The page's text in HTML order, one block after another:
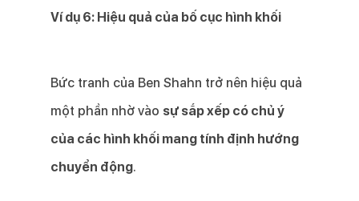
Ví dụ 6: Hiệu quả của bố cục hình khối
Bức tranh của Ben Shahn trở nên hiệu quả
một phần nhờ vào sự sắp xếp có chủ ý
của các hình khối mang tính định hướng
chuyển động.